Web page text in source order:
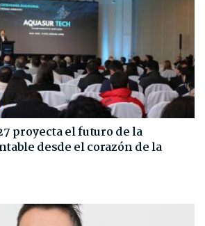
proyecta el futuro de la
desde el corazón de la